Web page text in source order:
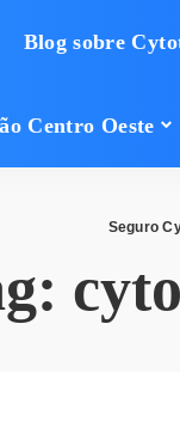
Blog sobre
Centro Oeste
Seguro